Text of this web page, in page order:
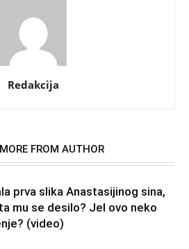
Redakcija
MORE FROM AUTHOR
prva slika Anastasijinog sina,
mu se desilo? Jel ovo neko
(video)